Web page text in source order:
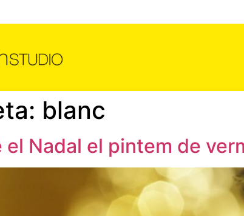
blanc
el Nadal el pintem de